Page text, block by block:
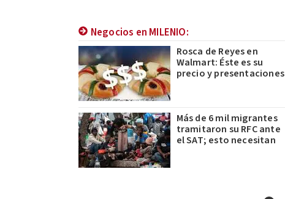
Negocios en MILENIO:
Rosca de Reyes en
Walmart: Éste es su
precio y presentaciones
Más de 6 mil migrantes
tramitaron su RFC ante
el SAT; esto necesitan